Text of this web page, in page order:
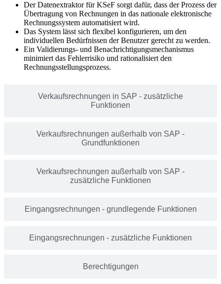
Verkaufsrechnungen in SAP - zusätzliche
Funktionen
Verkaufsrechnungen außerhalb von SAP -
Grundfunktionen
Verkaufsrechnungen außerhalb von SAP -
zusätzliche Funktionen
Eingangsrechnungen - grundlegende Funktionen
Eingangsrechnungen - zusätzliche Funktionen
Berechtigungen
Der Datenextraktor für KSeF sorgt dafür, dass der Prozess der
Übertragung von Rechnungen in das nationale elektronische
Rechnungssystem automatisiert wird.
Das System lässt sich flexibel konfigurieren, um den
individuellen Bedürfnissen der Benutzer gerecht zu werden.
Ein Validierungs- und Benachrichtigungsmechanismus
minimiert das Fehlerrisiko und rationalisiert den
Rechnungsstellungsprozess.